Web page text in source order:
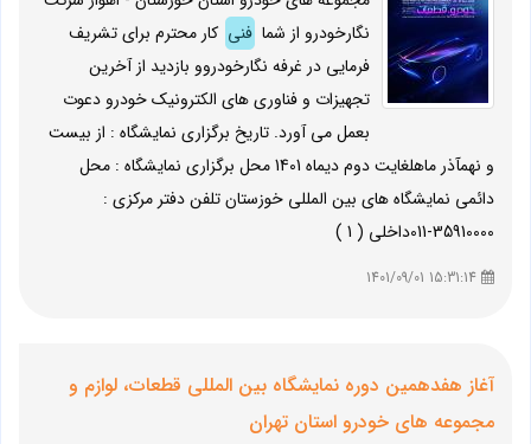
نگارخودرو از شما فنی کار محترم برای تشریف
فرمایی در غرفه نگارخودروو بازدید از آخرین
تجهیزات و فناوری های الکترونیک خودرو دعوت
بعمل می آورد. تاریخ برگزاری نمایشگاه : از بیست
و نهمآذر ماهلغایت دوم دیماه 1401 محل برگزاری نمایشگاه : محل
دائمی نمایشگاه های بین المللی خوزستان تلفن دفتر مرکزی :
35910000-011داخلی ( 1 )
آغاز هفدهمین دوره نمایشگاه بین المللی قطعات، لوازم و
مجموعه های خودرو استان تهران